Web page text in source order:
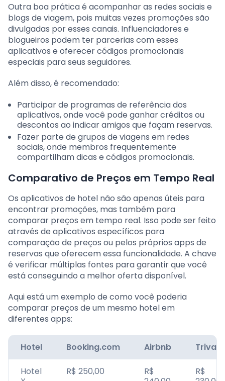
Outra boa prática é acompanhar as redes sociais e
blogs de viagem, pois muitas vezes promoções são
divulgadas por esses canais. Influenciadores e
blogueiros podem ter parcerias com esses
aplicativos e oferecer códigos promocionais
especiais para seus seguidores.
Além disso, é recomendado:
Participar de programas de referência dos
aplicativos, onde você pode ganhar créditos ou
descontos ao indicar amigos que façam reservas.
Fazer parte de grupos de viagens em redes
sociais, onde membros frequentemente
compartilham dicas e códigos promocionais.
Comparativo de Preços em Tempo Real
Os aplicativos de hotel não são apenas úteis para
encontrar promoções, mas também para
comparar preços em tempo real. Isso pode ser feito
através de aplicativos específicos para
comparação de preços ou pelos próprios apps de
reservas que oferecem essa funcionalidade. A chave
é verificar múltiplas fontes para garantir que você
está conseguindo a melhor oferta disponível.
Aqui está um exemplo de como você poderia
comparar preços de um mesmo hotel em
diferentes apps:
Hotel Booking.com Airbnb
Hotel
R$ 250,00
R$
R$